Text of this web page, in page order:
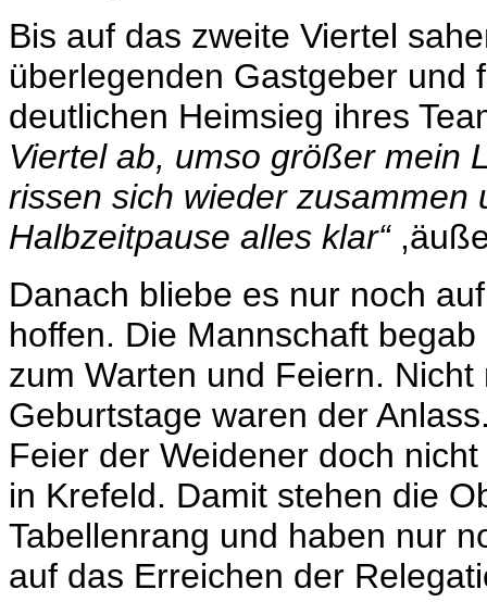
Bis auf das zweite Viertel
überlegenden Gastgeber und
deutlichen Heimsieg ihres
Viertel ab, umso größer mein
rissen sich wieder
Halbzeitpause alles klar“
Danach bliebe es nur noch
hoffen. Die Mannschaft
zum Warten und Feiern.
Geburtstage waren der
Feier der Weidener doch
in Krefeld. Damit stehen die
Tabellenrang und haben nur
auf das Erreichen der